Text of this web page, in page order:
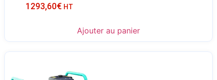
1293,60€ HT
Ajouter au panier